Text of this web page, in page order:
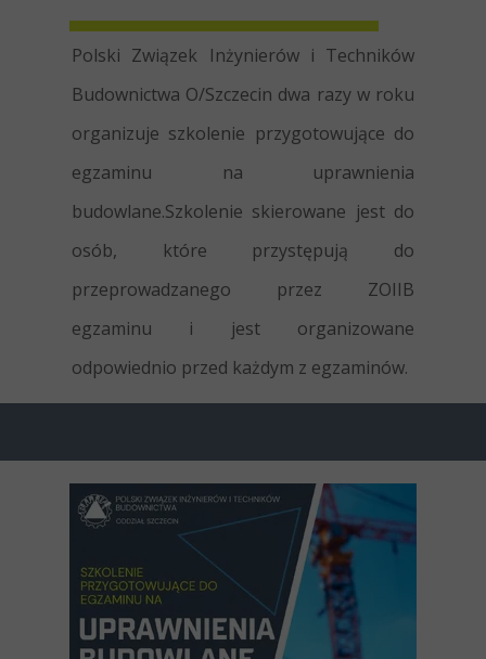
Polski Związek Inżynierów i Techników
Budownictwa O/Szczecin dwa razy w roku
organizuje szkolenie przygotowujące do
egzaminu na uprawnienia
budowlane.Szkolenie skierowane jest do
osób, które przystępują do
przeprowadzanego przez ZOIIB
egzaminu i jest organizowane
odpowiednio przed każdym z egzaminów.